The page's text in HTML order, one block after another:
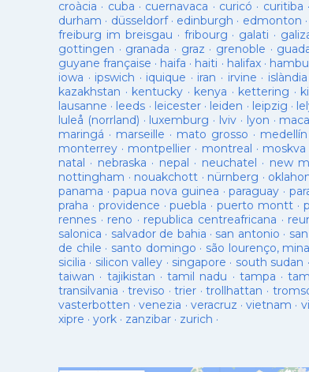
croàcia · cuba · cuernavaca · curicó · curitiba ·
durham · düsseldorf· edinburgh · edmonton ·
freiburg im breisgau · fribourg · galati ·
gottingen · granada · graz · grenoble ·
guyane française · haifa · haiti · halifax·
iowa · ipswich · iquique · iran · irvine · islàndia
kazakhstan · kentucky · kenya · kettering ·
lausanne · leeds · leicester· leiden · leipzig ·
luleå (norrland) · luxemburg · lviv · lyon ·
maringá · marseille · mato grosso · medellín
monterrey · montpellier · montreal · moskva
natal · nebraska · nepal · neuchatel · new
nottingham · nouakchott · nürnberg ·
panama ·papua nova guinea ·paraguay ·
praha · providence ·puebla ·puerto montt ·
rennes · reno · republica centreafricana ·
salonica · salvador de bahia · san antonio ·
de chile · santo domingo · são lourenço,
sicilia · silicon valley · singapore · south sudan ·
taiwan · tajikistan ·tamil nadu · tampa ·
transilvania ·treviso ·trier ·trollhattan ·
vasterbotten ·venezia · veracruz ·vietnam ·
xipre · york · zanzibar · zurich ·